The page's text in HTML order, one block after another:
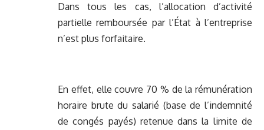
Dans tous les cas, l’allocation d’activité
partielle remboursée par l’État à l’entreprise
n’est plus forfaitaire.
En effet, elle couvre 70 % de la rémunération
horaire brute du salarié (base de l’indemnité
de congés payés) retenue dans la limite de